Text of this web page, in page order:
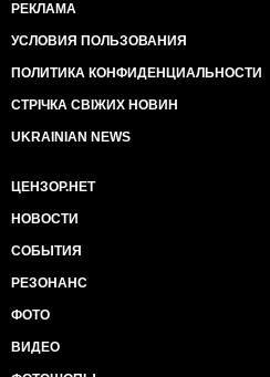
РЕКЛАМА
УСЛОВИЯ ПОЛЬЗОВАНИЯ
ПОЛИТИКА КОНФИДЕНЦИАЛЬНОСТИ
СТРІЧКА СВІЖИХ НОВИН
UKRAINIAN NEWS
ЦЕНЗОР.НЕТ
НОВОСТИ
СОБЫТИЯ
РЕЗОНАНС
ФОТО
ВИДЕО